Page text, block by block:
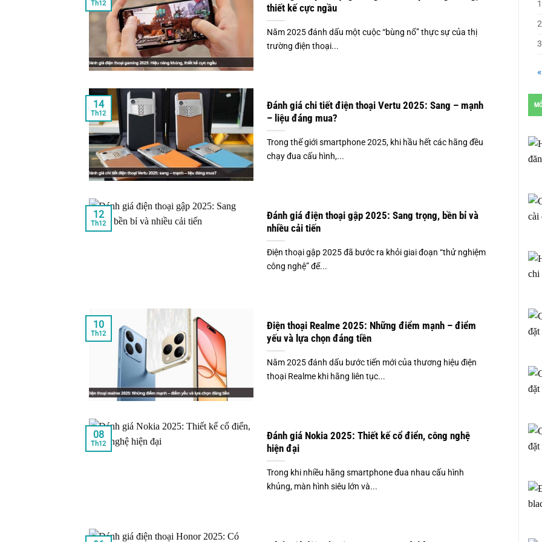
thiết kế cực ngầu
Năm 2025 đánh dấu một cuộc “bùng nổ” thực sự của thị
trường điện thoại...
Th12
Đánh giá chi tiết điện thoại Vertu 2025: Sang – mạnh
– liệu đáng mua?
Trong thế giới smartphone 2025, khi hầu hết các hãng đều
chạy đua cấu hình,...
14
Th12
Đánh giá điện thoại gập 2025: Sang trọng, bền bỉ và
nhiều cải tiến
Điện thoại gập 2025 đã bước ra khỏi giai đoạn “thử nghiệm
công nghệ” để...
12
Th12
Điện thoại Realme 2025: Những điểm mạnh – điểm
yếu và lựa chọn đáng tiền
Năm 2025 đánh dấu bước tiến mới của thương hiệu điện
thoại Realme khi hãng liên tục...
10
Th12
Đánh giá Nokia 2025: Thiết kế cổ điển, công nghệ
hiện đại
Trong khi nhiều hãng smartphone đua nhau cấu hình
khủng, màn hình siêu lớn và...
08
Th12